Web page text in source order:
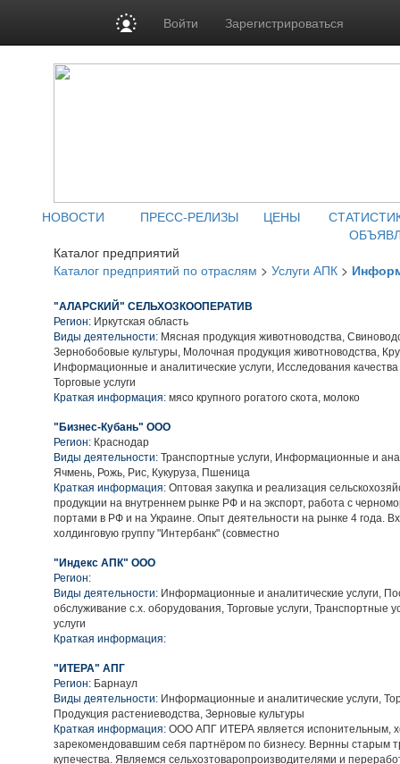
Войти Зарегистрироваться
НОВОСТИ ПРЕСС-РЕЛИЗЫ ЦЕНЫ
Каталог предприятий
Каталог предприятий по отраслям > Услуги АПК >
"АЛАРСКИЙ" СЕЛЬХОЗКООПЕРАТИВ
Регион: Иркутская область
Виды деятельности: Мясная продукция животноводства,
Зернобобовые культуры, Молочная продукция животноводства,
Информационные и аналитические услуги, Исследования
Торговые услуги
Краткая информация: мясо крупного рогатого скота, молоко
"Бизнес-Кубань" ООО
Регион: Краснодар
Виды деятельности: Транспортные услуги, Информационные и
Ячмень, Рожь, Рис, Кукуруза, Пшеница
Краткая информация: Оптовая закупка и реализация
продукции на внутреннем рынке РФ и на экспорт, работа с
портами в РФ и на Украине. Опыт деятельности на рынке 4 года.
холдинговую группу "Интербанк" (совместно
"Индекс АПК" ООО
Регион:
Виды деятельности: Информационные и аналитические услуги,
обслуживание с.х. оборудования, Торговые услуги, Транспортные
услуги
Краткая информация:
"ИТЕРА" АПГ
Регион: Барнаул
Виды деятельности: Информационные и аналитические услуги,
Продукция растениеводства, Зерновые культуры
Краткая информация: ООО АПГ ИТЕРА является испонительным,
зарекомендовавшим себя партнёром по бизнесу. Вернны старым
купечества. Являемся сельхозтоваропроизводителями и